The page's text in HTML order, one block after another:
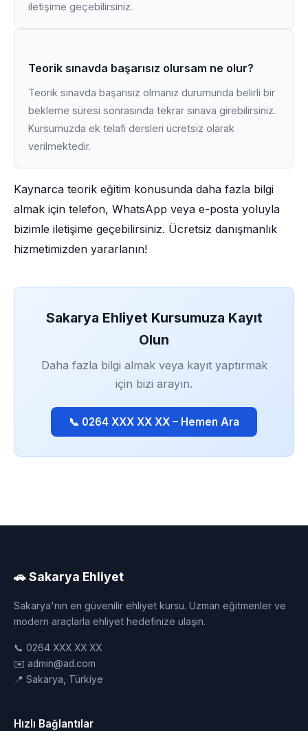
iletişime geçebilirsiniz.
Teorik sınavda başarısız olursam ne olur?
Teorik sınavda başarısız olmanız durumunda belirli bir
bekleme süresi sonrasında tekrar sınava girebilirsiniz.
Kursumuzda ek telafi dersleri ücretsiz olarak
verilmektedir.
Kaynarca teorik eğitim konusunda daha fazla bilgi
almak için telefon, WhatsApp veya e-posta yoluyla
bizimle iletişime geçebilirsiniz. Ücretsiz danışmanlık
hizmetimizden yararlanın!
Sakarya Ehliyet Kursumuza Kayıt
Olun
Daha fazla bilgi almak veya kayıt yaptırmak
için bizi arayın.
📞 0264 XXX XX XX – Hemen Ara
🚗 Sakarya Ehliyet
Sakarya'nın en güvenilir ehliyet kursu. Uzman eğitmenler ve
modern araçlarla ehliyet hedefinize ulaşın.
📞 0264 XXX XX XX
✉️ admin@ad.com
📍 Sakarya, Türkiye
Hızlı Bağlantılar